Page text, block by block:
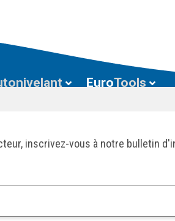
EuroTools
inscrivez-vous à notre bulletin